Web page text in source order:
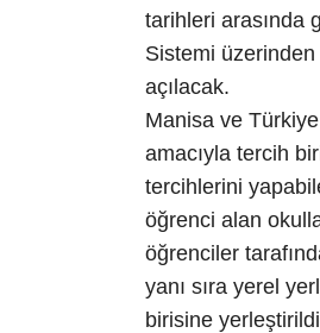
tarihleri arasında
Sistemi üzerinden
açılacak.
Manisa ve
amacıyla tercih
tercihlerini
öğrenci alan
öğrenciler
yanı sıra yerel
birisine